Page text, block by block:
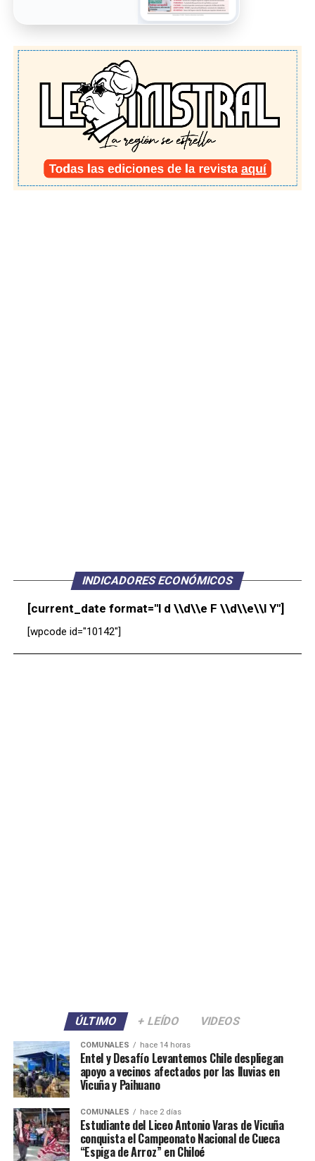
INDICADORES ECONÓMICOS
[current_date format="l d \\d\\e F \\d\\e\\l Y"]
[wpcode id="10142"]
ÚLTIMO + LEÍDO VIDEOS
COMUNALES hace 14 horas
Entel y Desafío Levantemos Chile despliegan
apoyo a vecinos afectados por las lluvias en
Vicuña y Paihuano
COMUNALES hace 2 días
Estudiante del Liceo Antonio Varas de Vicuña
conquista el Campeonato Nacional de Cueca
“Espiga de Arroz” en Chiloé